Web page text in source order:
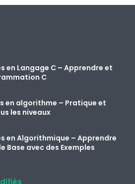
en Langage C – Apprendre et
C
en algorithme – Pratique et
les niveaux
en Algorithmique – Apprendre
Base avec des Exemples